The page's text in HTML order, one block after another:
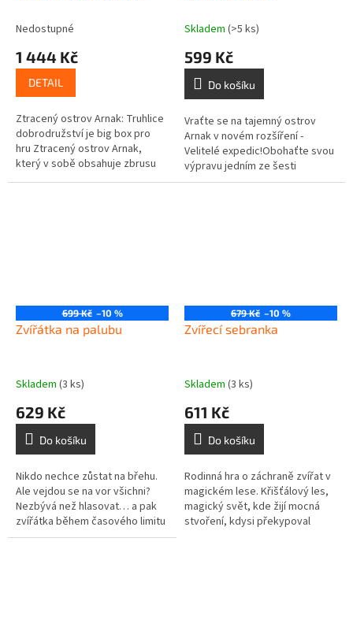
Nedostupné
1 444 Kč
DETAIL
Ztracený ostrov Arnak: Truhlice
dobrodružství je big box pro
hru Ztracený ostrov Arnak,
který v sobě obsahuje zbrusu
nové rozšíření, ale vlezou se do
Skladem (>5 ks)
599 Kč
Do košíku
Vraťte se na tajemný ostrov
Arnak v novém rozšíření -
Velitelé expedic!Obohaťte svou
výpravu jedním ze šesti
unikátních vůdců, z nichž každý
699 Kč –10 %
Zvířátka na palubu
Skladem (3 ks)
629 Kč
Do košíku
Nikdo nechce zůstat na břehu.
Ale vejdou se na vor všichni?
Nezbývá než hlasovat… a pak
zvířátka během časového limitu
společnými silami na vor
679 Kč –10 %
Zvířecí sebranka
Skladem (3 ks)
611 Kč
Do košíku
Rodinná hra o záchraně zvířat v
magickém lese. Křišťálový les,
magický svět, kde žijí mocná
stvoření, kdysi překypoval